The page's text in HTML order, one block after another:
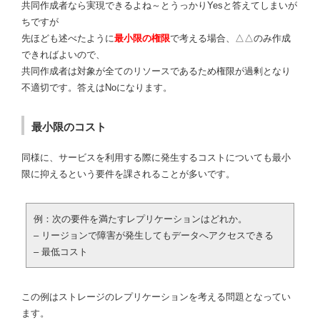
共同作成者なら実現できるよね～とうっかりYesと答えてしまいが
ちですが
先ほども述べたように最小限の権限で考える場合、△△のみ作成
できればよいので、
共同作成者は対象が全てのリソースであるため権限が過剰となり
不適切です。答えはNoになります。
最小限のコスト
同様に、サービスを利用する際に発生するコストについても最小
限に抑えるという要件を課されることが多いです。
例：次の要件を満たすレプリケーションはどれか。
– リージョンで障害が発生してもデータへアクセスできる
– 最低コスト
この例はストレージのレプリケーションを考える問題となってい
ます。